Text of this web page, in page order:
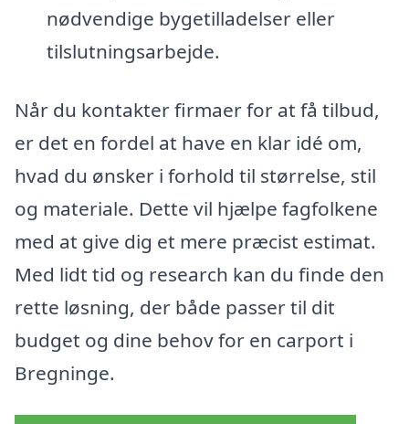
nødvendige bygetilladelser eller
tilslutningsarbejde.
Når du kontakter firmaer for at få tilbud,
er det en fordel at have en klar idé om,
hvad du ønsker i forhold til størrelse, stil
og materiale. Dette vil hjælpe fagfolkene
med at give dig et mere præcist estimat.
Med lidt tid og research kan du finde den
rette løsning, der både passer til dit
budget og dine behov for en carport i
Bregninge.